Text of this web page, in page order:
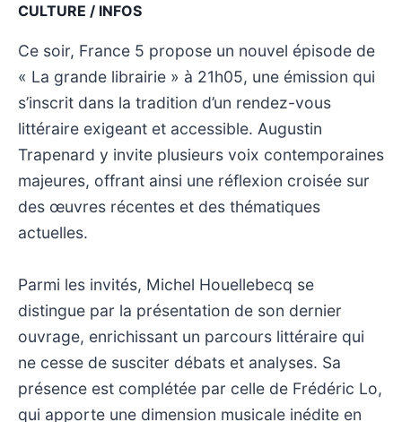
CULTURE / INFOS
Ce soir, France 5 propose un nouvel épisode de
« La grande librairie » à 21h05, une émission qui
s’inscrit dans la tradition d’un rendez-vous
littéraire exigeant et accessible. Augustin
Trapenard y invite plusieurs voix contemporaines
majeures, offrant ainsi une réflexion croisée sur
des œuvres récentes et des thématiques
actuelles.
Parmi les invités, Michel Houellebecq se
distingue par la présentation de son dernier
ouvrage, enrichissant un parcours littéraire qui
ne cesse de susciter débats et analyses. Sa
présence est complétée par celle de Frédéric Lo,
qui apporte une dimension musicale inédite en